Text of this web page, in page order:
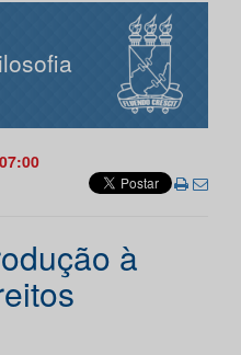
à